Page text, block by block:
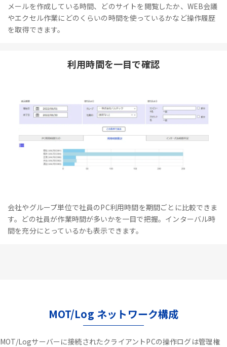
メールを作成している時間、どのサイトを閲覧したか、WEB会議
やエクセル作業にどのくらいの時間を使っているかなど操作履歴
を取得できます。
利用時間を一目で確認
会社やグループ単位で社員のPC利用時間を期間ごとに比較できま
す。どの社員が作業時間が多いかを一目で把握。インターバル時
間を充分にとっているかも表示できます。
MOT/Log ネットワーク構成
MOT/Logサーバーに接続されたクライアントPCの操作ログは管理権